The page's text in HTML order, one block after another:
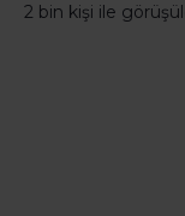
2 bin kişi ile